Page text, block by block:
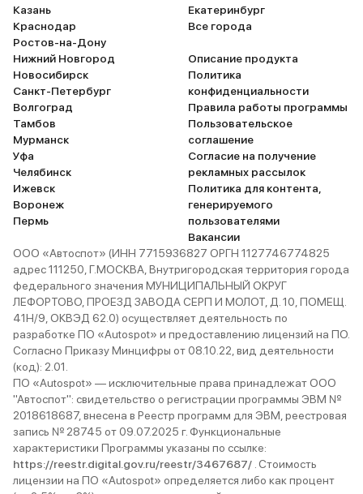
Казань
Краснодар
Ростов-на-Дону
Нижний Новгород
Новосибирск
Санкт-Петербург
Волгоград
Тамбов
Мурманск
Уфа
Челябинск
Ижевск
Воронеж
Пермь
Екатеринбург
Все города
Описание продукта
Политика
конфиденциальности
Правила работы программы
Пользовательское
соглашение
Согласие на получение
рекламных рассылок
Политика для контента,
генерируемого
пользователями
Вакансии
ООО «Автоспот» (ИНН 7715936827 ОРГН 1127746774825
адрес 111250, Г.МОСКВА, Внутригородская территория города
федерального значения МУНИЦИПАЛЬНЫЙ ОКРУГ
ЛЕФОРТОВО, ПРОЕЗД ЗАВОДА СЕРП И МОЛОТ, Д. 10, ПОМЕЩ.
41Н/9, ОКВЭД 62.0) осуществляет деятельность по
разработке ПО «Autospot» и предоставлению лицензий на ПО.
Согласно Приказу Минцифры от 08.10.22, вид деятельности
(код): 2.01.
ПО «Autospot» — исключительные права принадлежат ООО
"Автоспот": свидетельство о регистрации программы ЭВМ №
2018618687, внесена в Реестр программ для ЭВМ, реестровая
запись № 28745 от 09.07.2025 г. Функциональные
характеристики Программы указаны по ссылке:
https://reestr.digital.gov.ru/reestr/3467687/ . Стоимость
лицензии на ПО «Autospot» определяется либо как процент